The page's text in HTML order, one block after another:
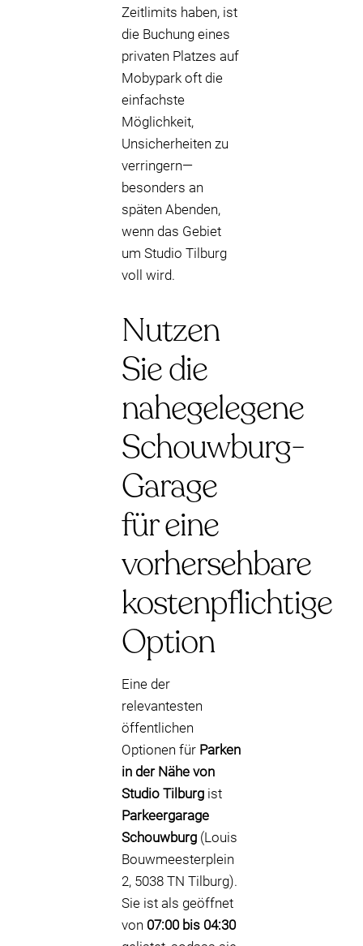
Zeitlimits haben, ist
die Buchung eines
privaten Platzes auf
Mobypark oft die
einfachste
Möglichkeit,
Unsicherheiten zu
verringern—
besonders an
späten Abenden,
wenn das Gebiet
um Studio Tilburg
voll wird.
Nutzen
Sie die
nahegelegene
Schouwburg-
Garage
für eine
vorhersehbare
kostenpflichtige
Option
Eine der
relevantesten
öffentlichen
Optionen für Parken
in der Nähe von
Studio Tilburg ist
Parkeergarage
Schouwburg (Louis
Bouwmeesterplein
2, 5038 TN Tilburg).
Sie ist als geöffnet
von 07:00 bis 04:30